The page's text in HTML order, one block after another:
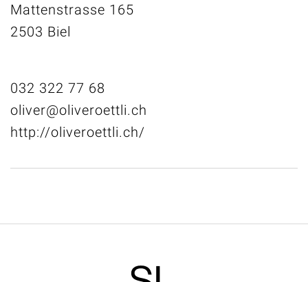
Mattenstrasse 165
2503 Biel
032 322 77 68
oliver@oliveroettli.ch
http://oliveroettli.ch/